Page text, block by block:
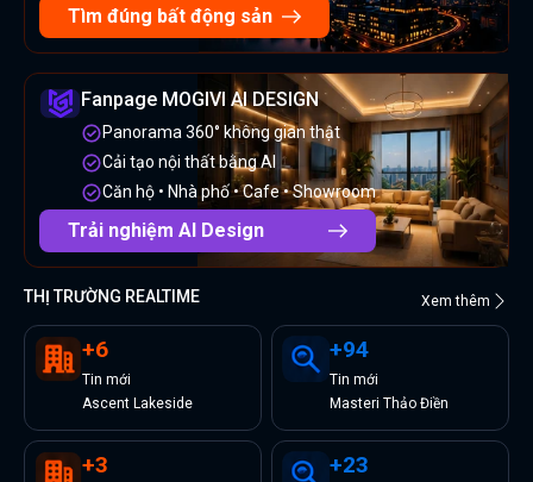
Tìm đúng bất động sản
Fanpage MOGIVI AI DESIGN
Panorama 360° không gian thật
Cải tạo nội thất bằng AI
Căn hộ • Nhà phố • Cafe • Showroom
Trải nghiệm AI Design
THỊ TRƯỜNG REALTIME Xem thêm
+6
Tin mới
Ascent Lakeside
+94
Tin mới
Masteri Thảo Điền
+3 +23